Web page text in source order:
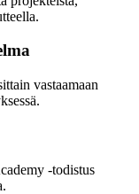
vastaamaan
-todistus